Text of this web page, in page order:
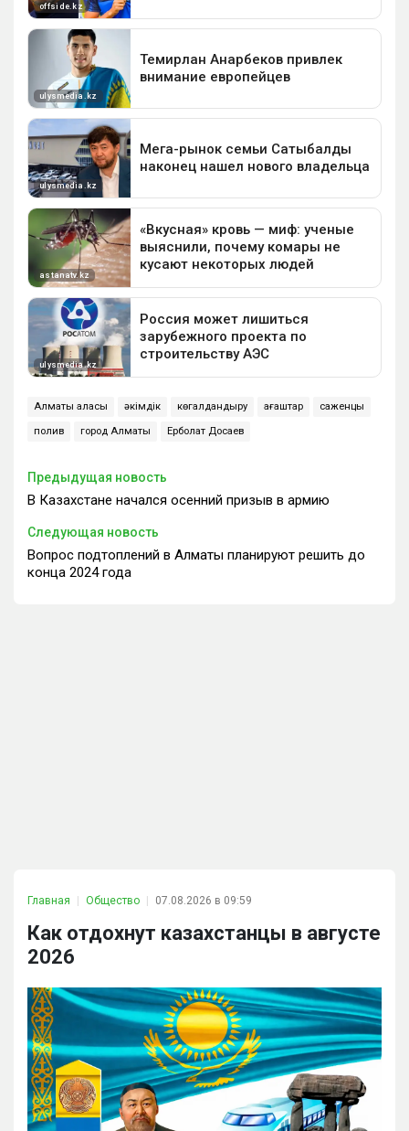
Алматы қаласы әкімдік көгалдандыру ағаштар саженцы
полив город Алматы Ерболат Досаев
Предыдущая новость
В Казахстане начался осенний призыв в армию
Следующая новость
Вопрос подтоплений в Алматы планируют решить до
конца 2024 года
Главная Общество 07.08.2026 в 09:59
Как отдохнут казахстанцы в августе
2026